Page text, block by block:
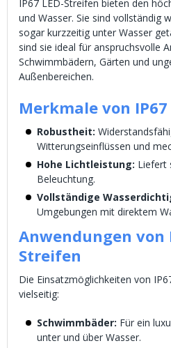
IP67 LED-Streifen bieten den
und Wasser. Sie sind vollständig
sogar kurzzeitig unter Wasser
sind sie ideal für anspruchsvolle
Schwimmbädern, Gärten und
Außenbereichen.
Merkmale von
Robustheit:
Witterungseinflüssen und
Hohe Lichtleistung: Liefert
Beleuchtung.
Vollständige
Umgebungen mit direktem
Anwendungen von
Streifen
Die Einsatzmöglichkeiten von
vielseitig:
Schwimmbäder: Für ein
unter und über Wasser.